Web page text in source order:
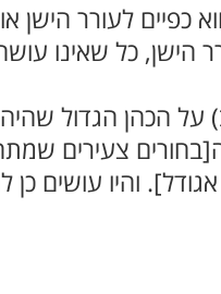
כפיים לעורר הישן
הישן, כל שאינו
הכהן הגדול
צעירים
והיו עושים כן